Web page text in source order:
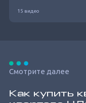
15 видео
Смотрите далее
Как купить